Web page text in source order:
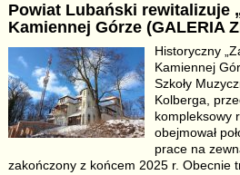
e
b
o
o
k
y
Li
n
k
e
Powiat Lubański rewitalizuje
Kamiennej Górze (GALERIA
Historyczny
Kamiennej
Szkoły
Kolberga,
kompleksowy
obejmował
prace na
zakończony z końcem 2025 r. Obecnie